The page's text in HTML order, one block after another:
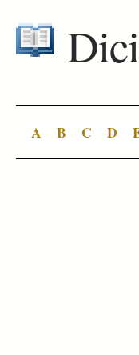
A B C D